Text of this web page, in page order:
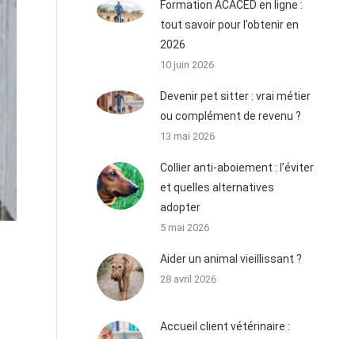
Formation ACACED en ligne :
tout savoir pour l’obtenir en
2026
10 juin 2026
Devenir pet sitter : vrai métier
ou complément de revenu ?
13 mai 2026
Collier anti-aboiement : l’éviter
et quelles alternatives
adopter
5 mai 2026
Aider un animal vieillissant ?
28 avril 2026
Accueil client vétérinaire :